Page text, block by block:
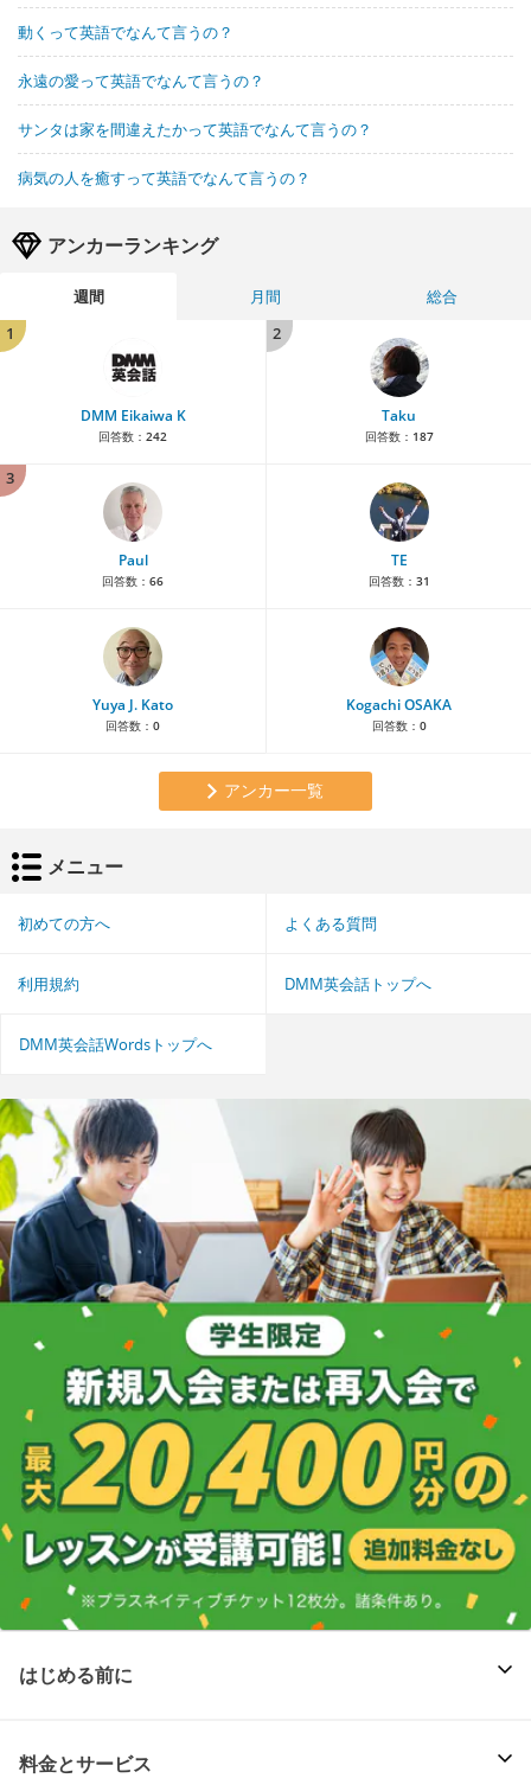
動くって英語でなんて言うの？
永遠の愛って英語でなんて言うの？
サンタは家を間違えたかって英語でなんて言うの？
病気の人を癒すって英語でなんて言うの？
アンカーランキング
週間 月間
総合
1
DMM Eikaiwa K
回答数： 242
2
Taku
回答数： 187
3
Paul
回答数： 66
TE
回答数： 31
Yuya J. Kato
回答数： 0
Kogachi OSAKA
回答数： 0
アンカー一覧
メニュー
初めての方へ よくある質問
利用規約 DMM英会話トップへ
DMM英会話Wordsトップへ
はじめる前に
料金とサービス